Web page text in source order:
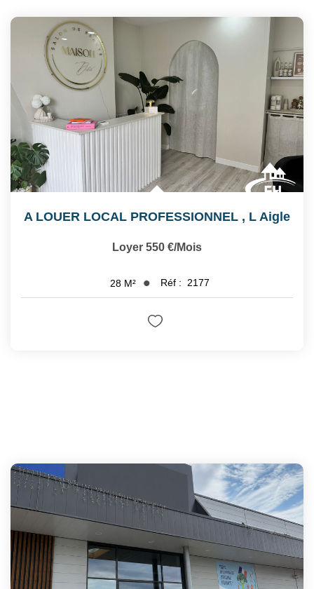
CONTACT
EXTRANET
A LOUER LOCAL PROFESSIONNEL , L Aigle
Loyer 550 €/mois
28 M² Réf : 2177